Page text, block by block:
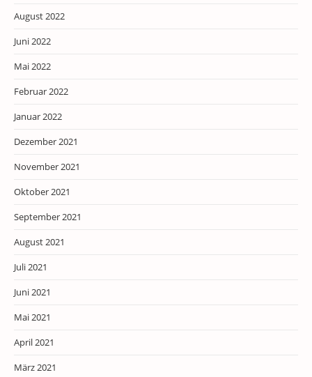
August 2022
Juni 2022
Mai 2022
Februar 2022
Januar 2022
Dezember 2021
November 2021
Oktober 2021
September 2021
August 2021
Juli 2021
Juni 2021
Mai 2021
April 2021
März 2021